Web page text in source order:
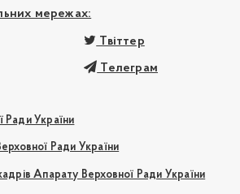
мережах:
Твіттер
Телеграм
Ради України
Ради України
Апарату Верховної Ради України